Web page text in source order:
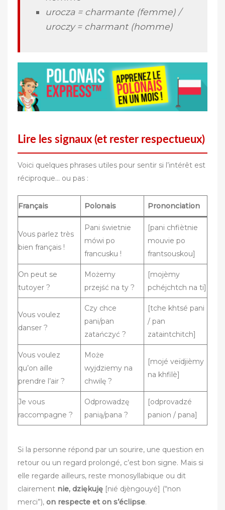
urocza = charmante (femme) /
uroczy = charmant (homme)
Lire les signaux (et rester respectueux)
Voici quelques phrases utiles pour sentir si l’intérêt est
réciproque… ou pas :
Français Polonais Prononciation
Vous parlez très
bien français !
Pani świetnie
mówi po
francusku !
[pani chfiètnie
mouvie po
frantsouskou]
On peut se
tutoyer ?
Możemy
przejść na ty ?
[mojèmy
pchéjchtch na ti]
Vous voulez
danser ?
Czy chce
pani/pan
zatańczyć ?
[tche khtsé pani
/ pan
zataintchitch]
Vous voulez
qu’on aille
prendre l’air ?
Może
wyjdziemy na
chwilę ?
[mojé veïdjièmy
na khfilè]
Je vous
raccompagne ?
Odprowadzę
panią/pana ?
[odprovadzé
panion / pana]
Si la personne répond par un sourire, une question en
retour ou un regard prolongé, c’est bon signe. Mais si
elle regarde ailleurs, reste monosyllabique ou dit
clairement nie, dziękuję [nié djèngouyé] (“non
merci”), on respecte et on s’éclipse.